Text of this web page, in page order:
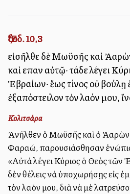
Ἔξοδ. 10,3
εἰσῆλθε δὲ Μωϋσῆς καὶ
καὶ εἶπαν αὐτῷ· τάδε λέγει
Ἑβραίων· ἕως τίνος οὐ βούλῃ
ἐξαπόστειλον τὸν λαόν μου,
Κολιτσάρα
Ἀνῆλθεν ὁ Μωϋσῆς καὶ ὁ Ἀαρὼν
Φαραώ, παρουσιάσθησαν
«Αὐτὰ λέγει Κύριος ὁ Θεὸς
δὲν θέλεις νὰ ὑποχωρήσῃς εἰς
τὸν λαόν μου, διὰ νὰ μὲ